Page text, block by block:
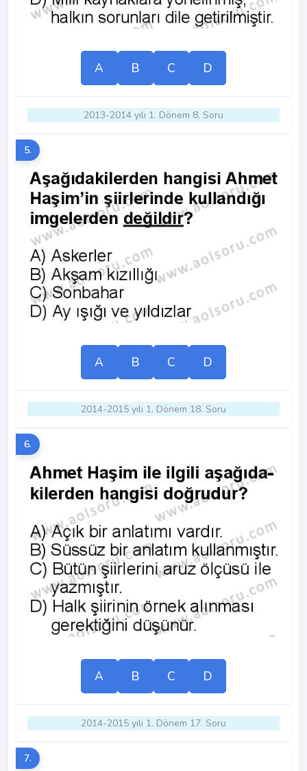
A B C D
2013-2014 yılı 1. Dönem 8. Soru
5.
A B C D
2014-2015 yılı 1. Dönem 18. Soru
6.
A B C D
2014-2015 yılı 1. Dönem 17. Soru
7.